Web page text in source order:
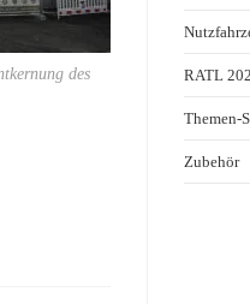
des
RATL
Themen-
Zubehör